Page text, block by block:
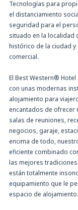
Tecnologías para
el distanciamiento
seguridad para el
situado en la localidad
histórico de la ciudad y
comercial.
El Best Western®
con unas modernas
alojamiento para
encantados de ofrecer
salas de reuniones,
negocios, garaje,
encima de todo,
eficiente combinado
las mejores
están totalmente
equipamiento que le
espacio de alojamiento.